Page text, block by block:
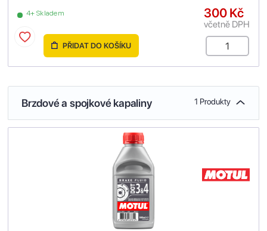
4+ Skladem 300 Kč
včetně DPH
PŘIDAT DO KOŠÍKU
Brzdové a spojkové kapaliny 1 Produkty